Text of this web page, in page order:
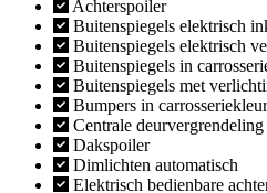
Achterspoiler
Buitenspiegels elektrisch
Buitenspiegels elektrisch
Buitenspiegels in
Buitenspiegels met
Bumpers in carrosseriekleur
Centrale
Dakspoiler
Dimlichten automatisch
Elektrisch bedienbare